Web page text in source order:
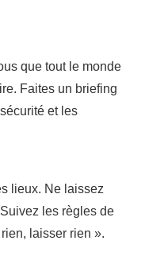
que tout le monde
Faites un briefing
et les
lieux. Ne laissez
les règles de
laisser rien ».